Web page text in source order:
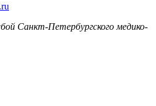
Санкт-Петербургского медико-